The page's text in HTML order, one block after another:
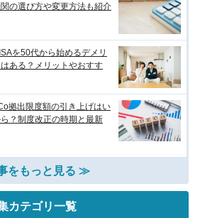
の選び方や変更方法も紹介
を50代から始めるデメリ
はある？メリットやおすす
拠出限度額の引き上げはい
？制度改正の時期と最新
をもっと見る ≫
カテゴリ一覧